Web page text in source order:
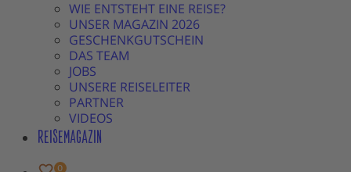
WIE ENTSTEHT EINE REISE?
UNSER MAGAZIN 2026
GESCHENKGUTSCHEIN
DAS TEAM
JOBS
UNSERE REISELEITER
PARTNER
VIDEOS
REISEMAGAZIN